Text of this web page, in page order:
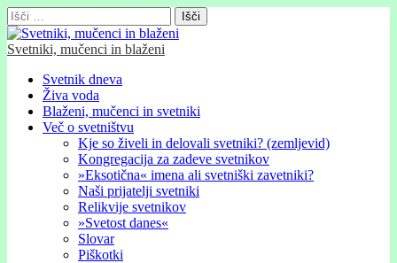
Išči:
Svetniki, mučenci in blaženi
Glavni
meni
Skip
content
Svetnik dneva
Živa voda
Blaženi, mučenci in svetniki
Več o svetništvu
Kje so živeli in delovali svetniki? (zemljevid)
Kongregacija za zadeve svetnikov
»Eksotična« imena ali svetniški zavetniki?
Naši prijatelji svetniki
Relikvije svetnikov
»Svetost danes«
Slovar
Piškotki